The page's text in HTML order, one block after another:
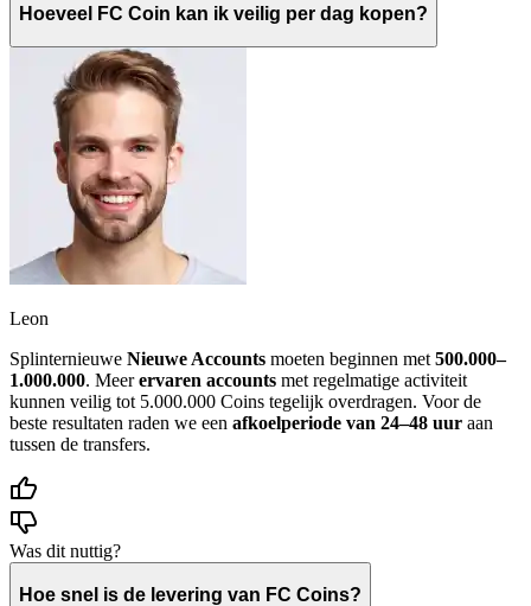
Hoeveel FC Coin kan ik veilig per dag kopen?
Leon
Splinternieuwe Nieuwe Accounts moeten beginnen met 500.000–
1.000.000. Meerervaren accounts met regelmatige activiteit
kunnen veilig tot 5.000.000 Coins tegelijk overdragen. Voor de
beste resultaten raden we een afkoelperiode van 24–48 uur aan
tussen de transfers.
Was dit nuttig?
Hoe snel is de levering van FC Coins?